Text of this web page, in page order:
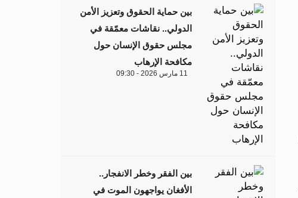
بين حماية الحقوق وتعزيز الأمن
الدولي.. نقاشات معمّقة في
مجلس حقوق الإنسان حول
مكافحة الإرهاب
11 مارس 2026 - 09:30
بين الفقر وخطر الانفجار..
الأفغان يواجهون الموت في